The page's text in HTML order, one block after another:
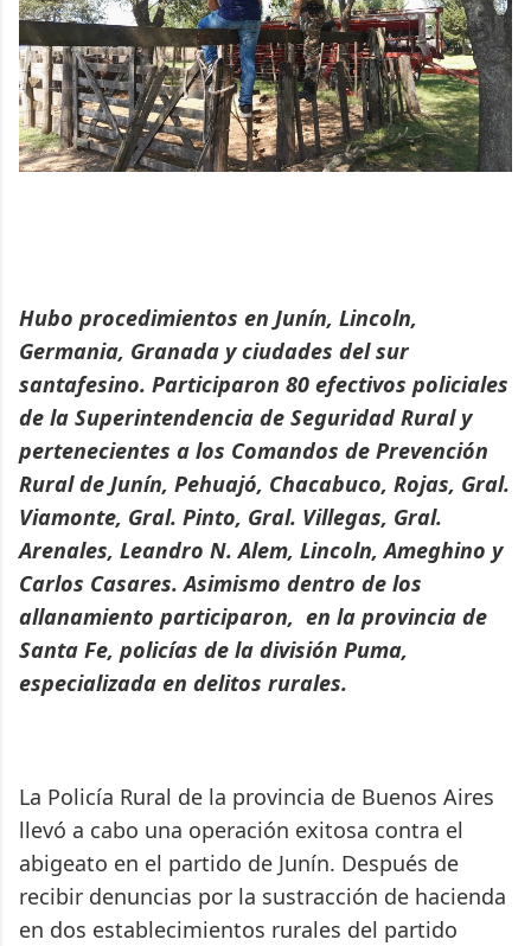
Hubo procedimientos en Junín, Lincoln,
Germania, Granada y ciudades del sur
santafesino. Participaron 80 efectivos policiales
de la Superintendencia de Seguridad Rural y
pertenecientes a los Comandos de Prevención
Rural de Junín, Pehuajó, Chacabuco, Rojas, Gral.
Viamonte, Gral. Pinto, Gral. Villegas, Gral.
Arenales, Leandro N. Alem, Lincoln, Ameghino y
Carlos Casares. Asimismo dentro de los
allanamiento participaron, en la provincia de
Santa Fe, policías de la división Puma,
especializada en delitos rurales.
La Policía Rural de la provincia de Buenos Aires
llevó a cabo una operación exitosa contra el
abigeato en el partido de Junín. Después de
recibir denuncias por la sustracción de hacienda
en dos establecimientos rurales del partido